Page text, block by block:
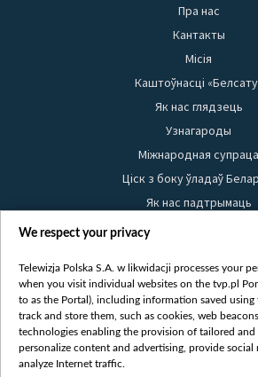
Пра нас
Кантакты
Місія
Каштоўнасці
Як нас глядзець
Узнагароды
Міжнародная супраца
Ціск з боку ўладаў
Як нас падтрымаць
Правілы выкарыстання
Бяспека
Youtube
Белсат news
Белсат Shorts
We respect your privacy
Telewizja Polska S.A. w likwidacji processes your
when you visit individual websites on the tvp.pl
to as the Portal), including information saved
track and store them, such as cookies, web
technologies enabling the provision of tailored and
personalize content and advertising, provide social
analyze Internet traffic.